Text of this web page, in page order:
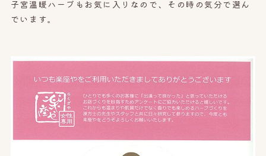
子宮温暖ハーブもお気に入りなので、その時の気分で選ん
でいます。